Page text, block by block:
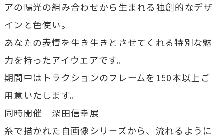
アの陽光の組み合わせから生まれる独創的なデザ
インと色使い。
あなたの表情を生き生きとさせてくれる特別な魅
力を持ったアイウエアです。
期間中はトラクションのフレームを150本以上ご
用意いたします。
同時開催 深田信幸展
糸で描かれた自画像シリーズから、流れるように